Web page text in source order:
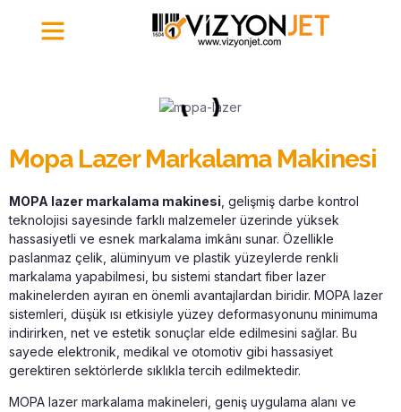
Mopa Lazer Markalama Makinesi
MOPA lazer markalama makinesi , gelişmiş darbe kontrol
teknolojisi sayesinde farklı malzemeler üzerinde yüksek
hassasiyetli ve esnek markalama imkânı sunar. Özellikle
paslanmaz çelik, alüminyum ve plastik yüzeylerde renkli
markalama yapabilmesi, bu sistemi standart fiber lazer
makinelerden ayıran en önemli avantajlardan biridir. MOPA lazer
sistemleri, düşük ısı etkisiyle yüzey deformasyonunu minimuma
indirirken, net ve estetik sonuçlar elde edilmesini sağlar. Bu
sayede elektronik, medikal ve otomotiv gibi hassasiyet
gerektiren sektörlerde sıklıkla tercih edilmektedir.
MOPA lazer markalama makineleri, geniş uygulama alanı ve